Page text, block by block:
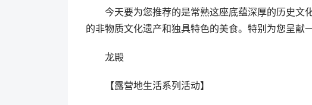
今天要为您推荐的是常熟这座底蕴深厚的历史文
的非物质文化遗产和独具特色的美食。特别为您呈献
龙殿
【露营地生活系列活动】